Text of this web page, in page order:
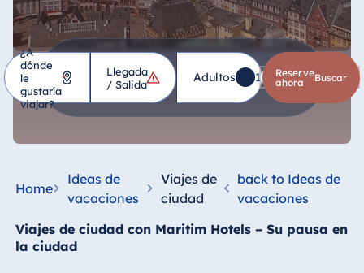
¿A
dónde
le
gustaría
viajar?
*
Hotel
Homburg
Hotel Bad
Hotel Bad
Wildungen
Llegada
/ Salida
Adultos 1 Niños 0
Reserve
ahora
buscar
Home
Ideas de
vacaciones
Viajes de
ciudad
back to Ideas de
vacaciones
Viajes de ciudad con Maritim Hotels – Su pausa en
la ciudad